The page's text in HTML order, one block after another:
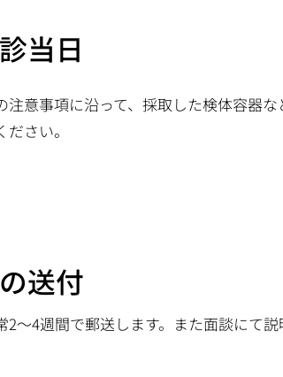
当日
注意事項に沿って、採取した検体容器
さい。
送付
2～4週間で郵送します。また面談にて